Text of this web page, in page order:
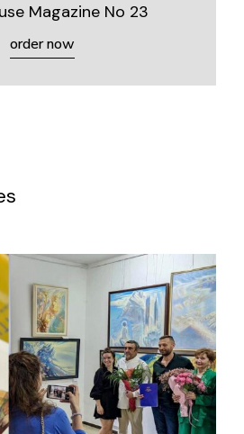
Magazine No 23
order now